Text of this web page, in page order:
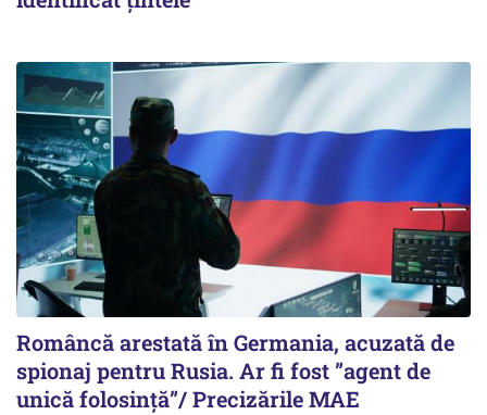
Româncă arestată în Germania, acuzată de
spionaj pentru Rusia. Ar fi fost ”agent de
unică folosință”/ Precizările MAE